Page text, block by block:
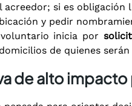
si es obligación
y pedir
inicia por
de quienes
de alto